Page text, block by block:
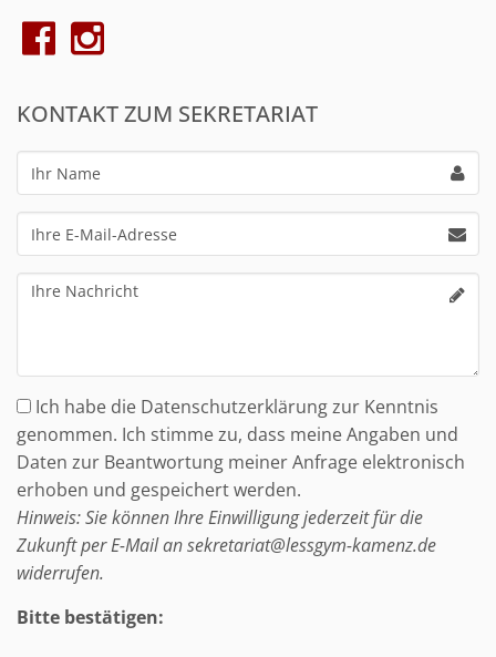
KONTAKT ZUM SEKRETARIAT
Ihr
Name
Ihre
E-
Mail-
Ihre
Ich habe die Datenschutzerklärung zur Kenntnis
genommen. Ich stimme zu, dass meine Angaben und
Daten zur Beantwortung meiner Anfrage elektronisch
erhoben und gespeichert werden.
Hinweis: Sie können Ihre Einwilligung jederzeit für die
Zukunft per E-Mail an sekretariat@lessgym-kamenz.de
widerrufen.
Bitte bestätigen: